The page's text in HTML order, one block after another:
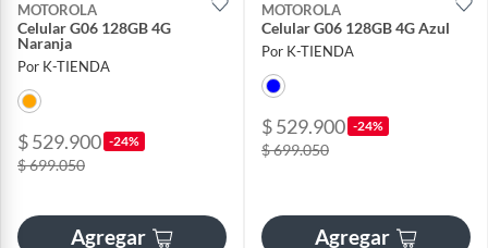
MOTOROLA
Celular G06 128GB 4G
Naranja
Por K-TIENDA
$ 529.900 -24%
$ 699.050
Agregar
MOTOROLA
Celular G06 128GB 4G Azul
Por K-TIENDA
$ 529.900 -24%
$ 699.050
Agregar